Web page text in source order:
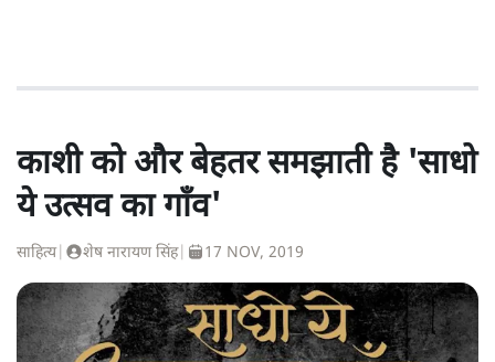
काशी को और बेहतर समझाती है 'साधो
ये उत्सव का गाँव'
साहित्य| शेष नारायण सिंह| 17 NOV, 2019